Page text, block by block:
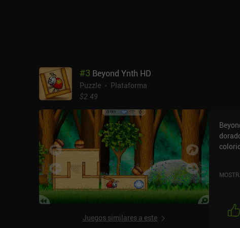
#3 Beyond Ynth HD
Puzzle
Plataforma
$2.49
Juegos similares a este